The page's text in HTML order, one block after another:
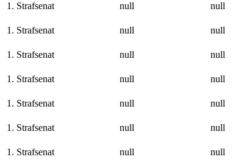
1. Strafsenat null null
1. Strafsenat null null
1. Strafsenat null null
1. Strafsenat null null
1. Strafsenat null null
1. Strafsenat null null
1. Strafsenat null null